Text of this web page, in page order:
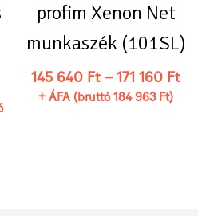
profim Xenon Net
munkaszék (101SL)
145 640 Ft –171 160 Ft
+ ÁFA (bruttó184 963 Ft)